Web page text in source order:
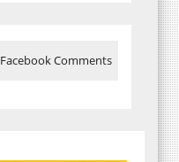
Facebook Comments